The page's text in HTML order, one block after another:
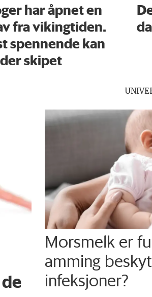
har åpnet en
fra vikingtiden.
spennende kan
skipet
Morsmelk er
amming
infeksjoner?